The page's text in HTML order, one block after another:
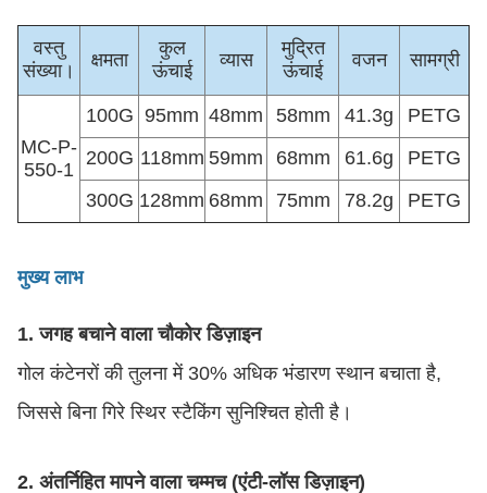
वस्तु
संख्या।
क्षमता
कुल
ऊंचाई
व्यास
मुद्रित
ऊंचाई
वजन सामग्री
MC-P-
550-1
100G 95mm 48mm 58mm 41.3g
PETG
200G 118mm 59mm 68mm 61.6g
PETG
300G 128mm 68mm 75mm 78.2g PETG
मुख्य लाभ
1. जगह बचाने वाला चौकोर डिज़ाइन
गोल कंटेनरों की तुलना में 30% अधिक भंडारण स्थान बचाता है,
जिससे बिना गिरे स्थिर स्टैकिंग सुनिश्चित होती है।
2. अंतर्निहित मापने वाला चम्मच (एंटी-लॉस डिज़ाइन)